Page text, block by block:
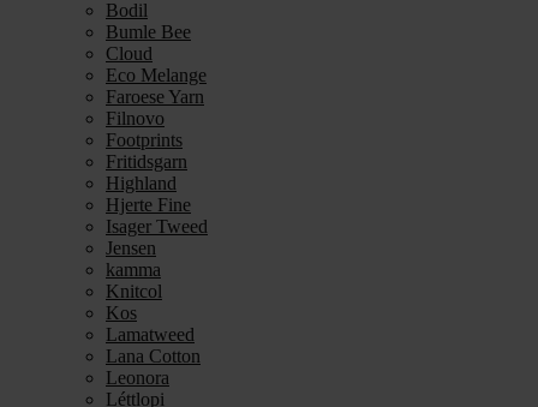
Bodil
Bumle Bee
Cloud
Eco Melange
Faroese Yarn
Filnovo
Footprints
Fritidsgarn
Highland
Hjerte Fine
Isager Tweed
Jensen
kamma
Knitcol
Kos
Lamatweed
Lana Cotton
Leonora
Léttlopi